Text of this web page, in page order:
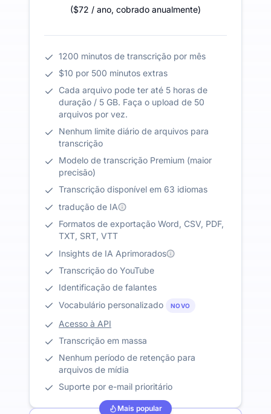
($72 / ano, cobrado anualmente)
1200 minutos de transcrição por mês
$10 por 500 minutos extras
Cada arquivo pode ter até 5 horas de
duração / 5 GB. Faça o upload de 50
arquivos por vez.
Nenhum limite diário de arquivos para
transcrição
Modelo de transcrição Premium (maior
precisão)
Transcrição disponível em 63 idiomas
tradução de IA
Formatos de exportação Word, CSV, PDF,
TXT, SRT, VTT
Insights de IA Aprimorados
Transcrição do YouTube
Identificação de falantes
Vocabulário personalizado
NOVO
Acesso à API
Transcrição em massa
Nenhum período de retenção para
arquivos de mídia
Suporte por e-mail prioritário
Mais popular